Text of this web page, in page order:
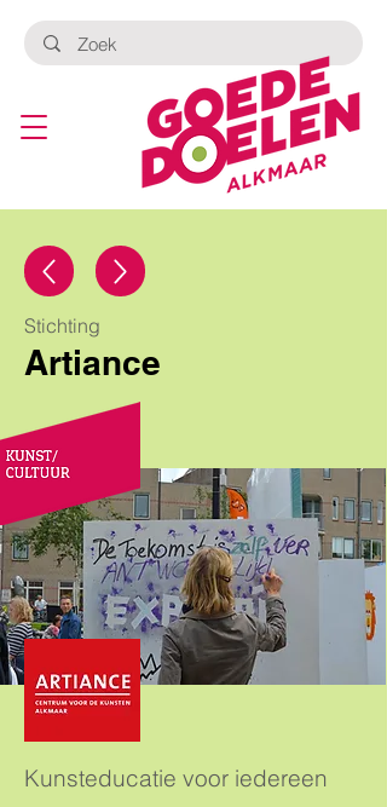
Stichting
Artiance
Kunsteducatie voor iedereen